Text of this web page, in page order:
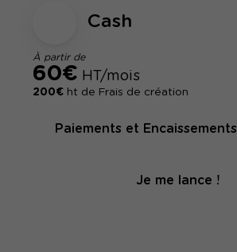
Cash
À partir de
60€ HT/mois
200€ ht de Frais de création
Paiements et Encaissements
Je me lance !